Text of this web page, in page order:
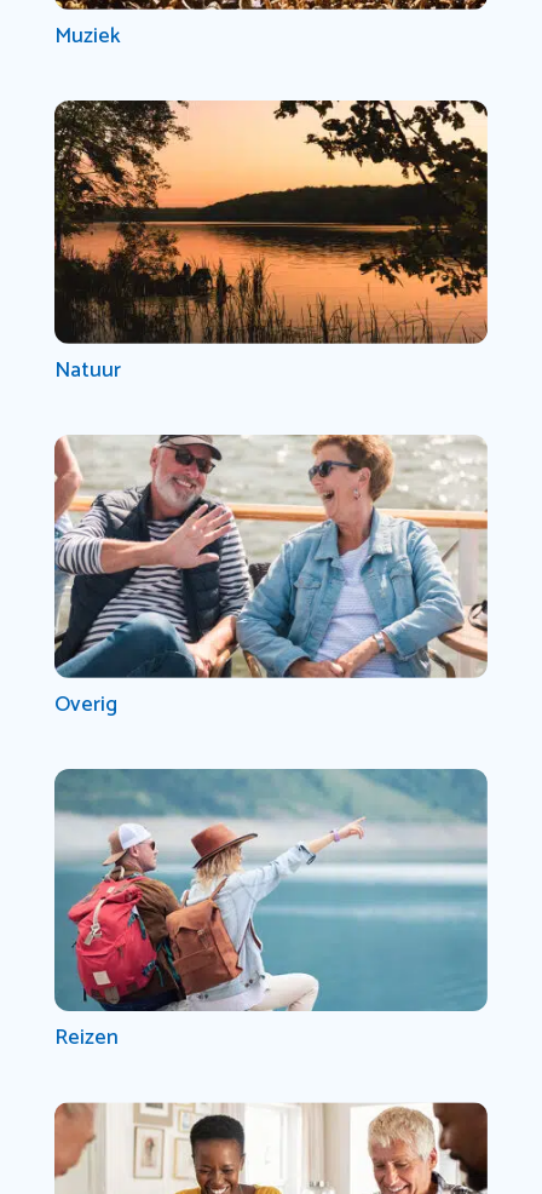
Muziek
Natuur
Overig
Reizen